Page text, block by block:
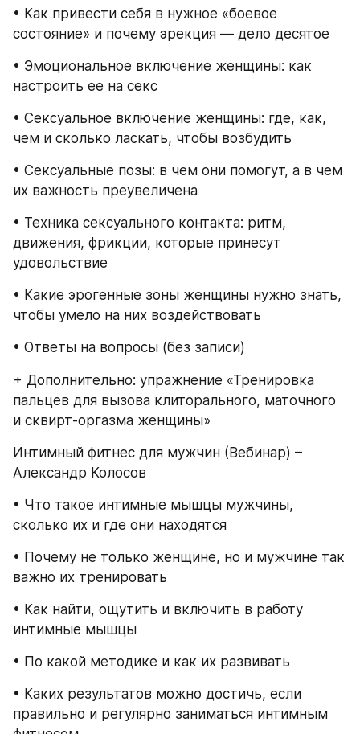
• Как привести себя в нужное «боевое
состояние» и почему эрекция — дело десятое
• Эмоциональное включение женщины: как
настроить ее на секс
• Сексуальное включение женщины: где, как,
чем и сколько ласкать, чтобы возбудить
• Сексуальные позы: в чем они помогут, а в чем
их важность преувеличена
• Техника сексуального контакта: ритм,
движения, фрикции, которые принесут
удовольствие
• Какие эрогенные зоны женщины нужно знать,
чтобы умело на них воздействовать
• Ответы на вопросы (без записи)
+ Дополнительно: упражнение «Тренировка
пальцев для вызова клиторального, маточного
и сквирт-оргазма женщины»
Интимный фитнес для мужчин (Вебинар) –
Александр Колосов
• Что такое интимные мышцы мужчины,
сколько их и где они находятся
• Почему не только женщине, но и мужчине так
важно их тренировать
• Как найти, ощутить и включить в работу
интимные мышцы
• По какой методике и как их развивать
• Каких результатов можно достичь, если
правильно и регулярно заниматься интимным